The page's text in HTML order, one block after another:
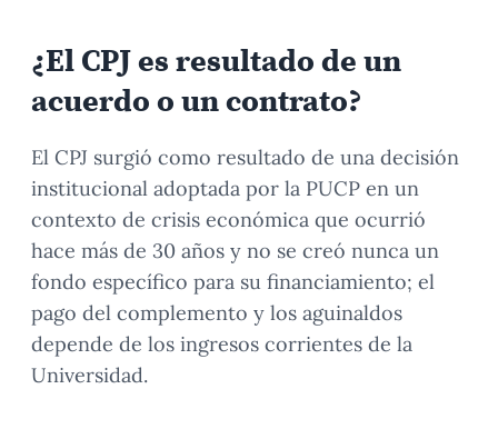
¿El CPJ es resultado de un
acuerdo o un contrato?
El CPJ surgió como resultado de una decisión
institucional adoptada por la PUCP en un
contexto de crisis económica que ocurrió
hace más de 30 años y no se creó nunca un
fondo específico para su financiamiento; el
pago del complemento y los aguinaldos
depende de los ingresos corrientes de la
Universidad.